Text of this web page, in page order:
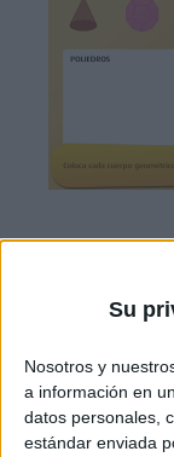
Su
Nosotros y
a información en
datos personales,
estándar enviada
CLASIFICA